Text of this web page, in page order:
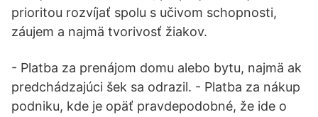
prioritou rozvíjať spolu s učivom schopnosti,
záujem a najmä tvorivosť žiakov.
- Platba za prenájom domu alebo bytu, najmä ak
predchádzajúci šek sa odrazil. - Platba za nákup
podniku, kde je opäť pravdepodobné, že ide o